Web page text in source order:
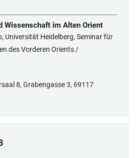
Wissenschaft im Alten Orient
Universität Heidelberg, Seminar für
des Vorderen Orients /
8, Grabengasse 3, 69117